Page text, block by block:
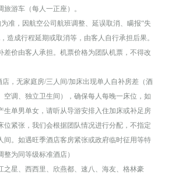
游车（每人一正座）。
准，因航空公司航班调整、延误取消、瞒报“失
造成行程延期或取消等，由客人自行承担后果。
差价由客人承担。机票价格为团队机票，不得改
店，无家庭房/三人间/加床出现单人自补房差（酒
空调、独立卫生间），确保每人每晚一床位，如
生单男单女，请听从导游安排入住加床或补足房
位紧张，我们会根据团队情况进行分配，不指定
间。如遇旺季酒店客房紧张或政府临时征用等特
为同等级标准酒店）
之星、西西里、欣燕都、速八、海友、格林豪